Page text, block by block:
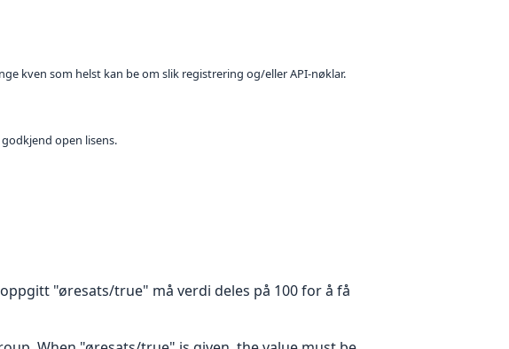
kven som helst kan be om slik registrering og/eller API-nøklar.
open lisens.
"øresats/true" må verdi deles på 100 for å få